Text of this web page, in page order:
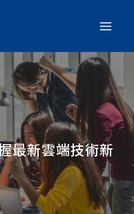
最新雲端技術新